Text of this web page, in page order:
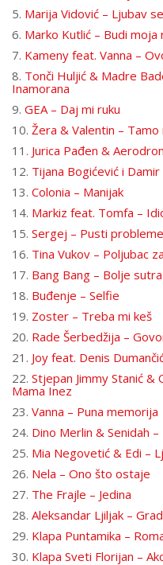
5. Marija Vidović – Ljubav
6. Marko Kutlić – Budi moja
7. Kameny feat. Vanna –
8. Tonči Huljić & Madre
Inamorana
9. GEA – Daj mi ruku
10. Žera & Valentin –
11. Jurica Pađen &
12. Tijana Bogićević i
13. Colonia – Manijak
14. Markiz feat. Tomfa –
15. Sergej – Pusti
16. Tina Vukov – Poljubac
17. Bang Bang – Bolje sutra
18. Buđenje – Selfie
19. Zoster – Treba mi keš
20. Rade Šerbedžija –
21. Joy feat. Denis
22. Stjepan Jimmy Stanić &
Mama Inez
23. Vanna – Puna memorija
24. Dino Merlin & Senidah –
25. Mia Negovetić & Edi –
26. Nela – Ono što ostaje
27. The Frajle – Jedina
28. Aleksandar Ljiljak –
29. Klapa Puntamika –
30. Klapa Sveti Florijan –